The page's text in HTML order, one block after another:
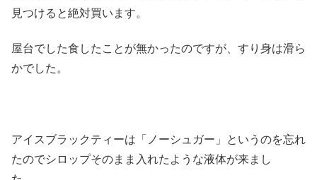
見つけると絶対買います。
屋台でした食したことが無かったのですが、すり身は滑ら
かでした。
アイスブラックティーは「ノーシュガー」というのを忘れ
たのでシロップそのまま入れたような液体が来まし